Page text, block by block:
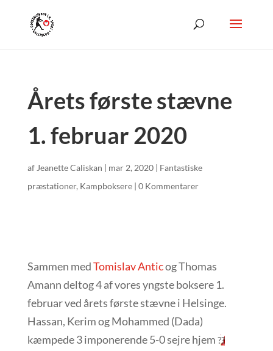
Årets første stævne
1. februar 2020
af Jeanette Caliskan | mar 2, 2020| Fantastiske
præstationer, Kampboksere| 0 Kommentarer
Sammen medTomislav Anticog Thomas
Amann deltog 4 af vores yngste boksere 1.
februar ved årets første stævne i Helsinge.
Hassan, Kerim og Mohammed (Dada)
kæmpede 3 imponerende 5-0 sejre hjem ??